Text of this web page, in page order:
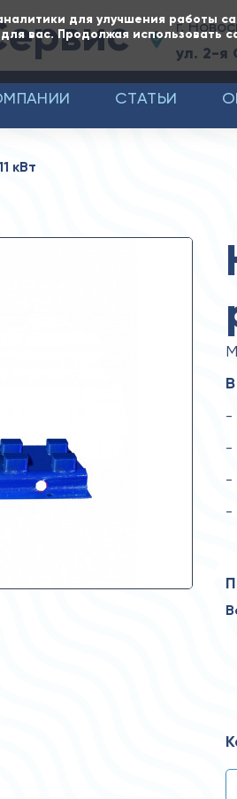
для улучшения работы
вас. Продолжая использовать
г.
ул. 2-я
СТАТЬИ
кВт
-
-
-
-